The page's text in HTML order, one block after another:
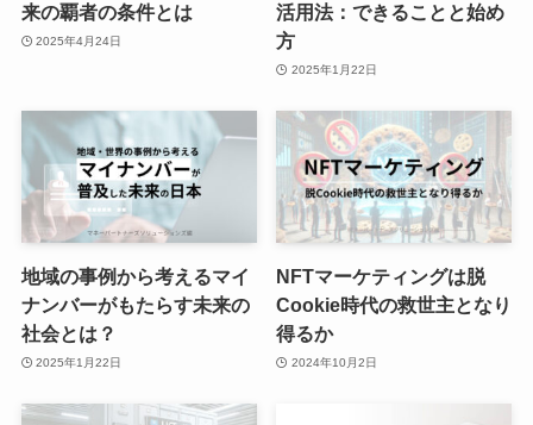
来の覇者の条件とは
2025年4月24日
活用法：できることと始め
方
2025年1月22日
地域の事例から考えるマイ
ナンバーがもたらす未来の
社会とは？
2025年1月22日
NFTマーケティングは脱
Cookie時代の救世主となり
得るか
2024年10月2日